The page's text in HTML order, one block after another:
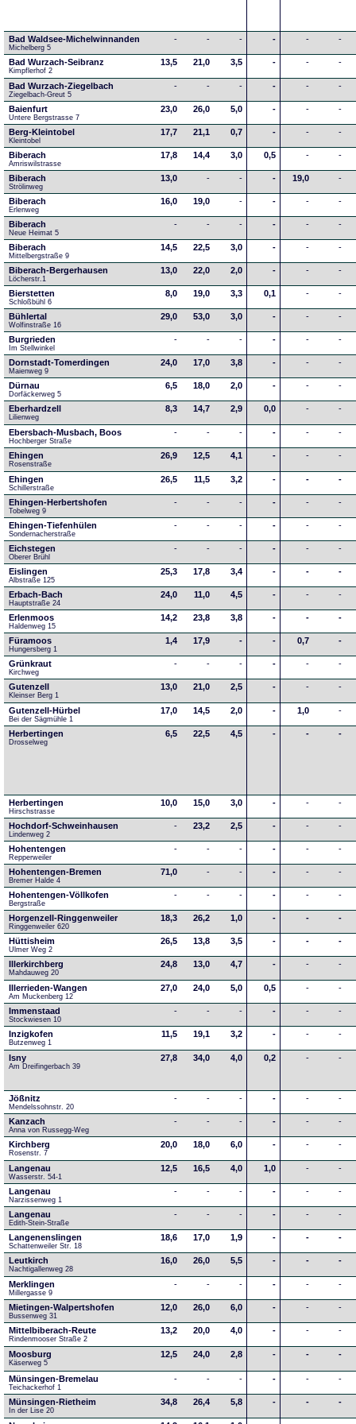
Bad Waldsee-Michelwinnanden
Michelberg 5
- - - - - -
Bad Wurzach-Seibranz
Kimpflerhof 2
13,5 21,0 3,5 - - -
Bad Wurzach-Ziegelbach
Ziegelbach-Greut 5
- - - - - -
Baienfurt
Untere Bergstrasse 7
23,0 26,0 5,0 - - -
Berg-Kleintobel
Kleintobel
17,7 21,1 0,7 - - -
Biberach
Amriswilstrasse
17,8 14,4 3,0 0,5 - -
Biberach
Strölinweg
13,0 - - - 19,0 -
Biberach
Erlenweg
16,0 19,0 - - - -
Biberach
Neue Heimat 5
- - - - - -
Biberach
Mittelbergstraße 9
14,5 22,5 3,0 - - -
Biberach-Bergerhausen
Löcherstr.1
13,0 22,0 2,0 - - -
Bierstetten
Schloßbühl 6
8,0 19,0 3,3 0,1 - -
Bühlertal
Wolfinstraße 16
29,0 53,0 3,0 - - -
Burgrieden
Im Stellwinkel
- - - - - -
Dornstadt-Tomerdingen
Maienweg 9
24,0 17,0 3,8 - - -
Dürnau
Dorfäckerweg 5
6,5 18,0 2,0 - - -
Eberhardzell
Lilienweg
8,3 14,7 2,9 0,0 - -
Ebersbach-Musbach, Boos
Hochberger Straße
- - - - - -
Ehingen
Rosenstraße
26,9 12,5 4,1 - - -
Ehingen
Schillerstraße
26,5 11,5 3,2 - - -
Ehingen-Herbertshofen
Tobelweg 9
- - - - - -
Ehingen-Tiefenhülen
Sondernacherstraße
- - - - - -
Eichstegen
Oberer Brühl
- - - - - -
Eislingen
Albstraße 125
25,3 17,8 3,4 - - -
Erbach-Bach
Hauptstraße 24
24,0 11,0 4,5 - - -
Erlenmoos
Haldenweg 15
14,2 23,8 3,8 - - -
Füramoos
Hungersberg 1
1,4 17,9 - - 0,7 -
Grünkraut
Kirchweg
- - - - - -
Gutenzell
Kleinser Berg 1
13,0 21,0 2,5 - - -
Gutenzell-Hürbel
Bei der Sägmühle 1
17,0 14,5 2,0 - 1,0 -
Herbertingen
Drosselweg
6,5 22,5 4,5 - - -
Herbertingen
Hirschstrasse
10,0 15,0 3,0 - - -
Hochdorf-Schweinhausen
Lindenweg 2
- 23,2 2,5 - - -
Hohentengen
Repperweiler
- - - - - -
Hohentengen-Bremen
Bremer Halde 4
71,0 - - - - -
Hohentengen-Völlkofen
Bergstraße
- - - - - -
Horgenzell-Ringgenweiler
Ringgenweiler 620
18,3 26,2 1,0 - - -
Hüttisheim
Ulmer Weg 2
26,5 13,8 3,5 - - -
Illerkirchberg
Mahdauweg 20
24,8 13,0 4,7 - - -
Illerrieden-Wangen
Am Muckenberg 12
27,0 24,0 5,0 0,5 - -
Immenstaad
Stockwiesen 10
- - - - - -
Inzigkofen
Butzenweg 1
11,5 19,1 3,2 - - -
Isny
Am Dreifingerbach 39
27,8 34,0 4,0 0,2 - -
Jößnitz
Mendelssohnstr. 20
- - - - - -
Kanzach
Anna von Russegg-Weg
- - - - - -
Kirchberg
Rosenstr. 7
20,0 18,0 6,0 - - -
Langenau
Wasserstr. 54-1
12,5 16,5 4,0 1,0 - -
Langenau
Narzissenweg 1
- - - - - -
Langenau
Edith-Stein-Straße
- - - - - -
Langenenslingen
Schattenweiler Str. 18
18,6 17,0 1,9 - - -
Leutkirch
Nachtigallenweg 28
16,0 26,0 5,5 - - -
Merklingen
Millergasse 9
- - - - - -
Mietingen-Walpertshofen
Bussenweg 31
12,0 26,0 6,0 - - -
Mittelbiberach-Reute
Rindenmooser Straße 2
13,2 20,0 4,0 - - -
Moosburg
Käserweg 5
12,5 24,0 2,8 - - -
Münsingen-Bremelau
Teichackerhof 1
- - - - - -
Münsingen-Rietheim
In der Lise 20
34,8 26,4 5,8 - - -